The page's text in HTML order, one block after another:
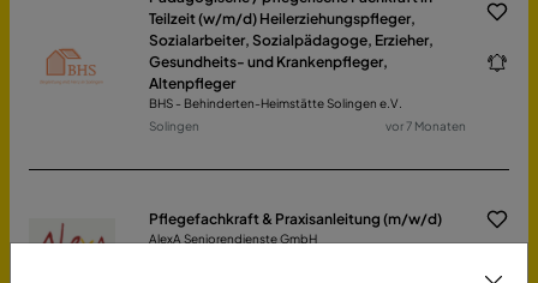
Teilzeit (w/m/d) Heilerziehungspfleger,
Sozialarbeiter, Sozialpädagoge, Erzieher,
Gesundheits- und Krankenpfleger,
Altenpfleger
BHS - Behinderten-Heimstätte Solingen e.V.
Solingen
vor 7 Monaten
Pflegefachkraft & Praxisanleitung (m/w/d)
AlexA Seniorendienste GmbH